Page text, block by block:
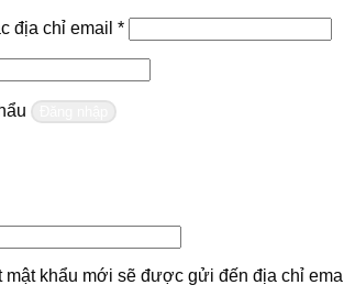
địa chỉ email *Bắt
buộc
mật khẩu mới sẽ được gửi đến địa chỉ